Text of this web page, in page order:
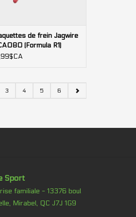
de frein Jagwire
(Formula R1)
semi-métallique
3 4 5 6
Sport
familiale - 13376 boul
Mirabel, QC J7J 1G9